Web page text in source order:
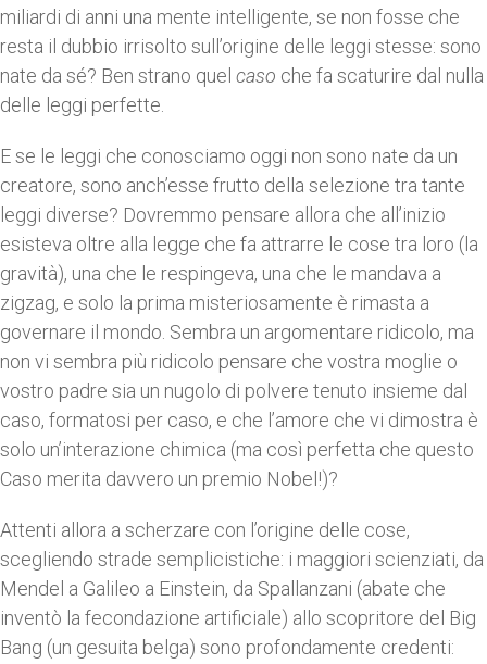
miliardi di anni una mente intelligente, se non fosse che
resta il dubbio irrisolto sull’origine delle leggi stesse: sono
nate da sé? Ben strano quel caso che fa scaturire dal nulla
delle leggi perfette.
E se le leggi che conosciamo oggi non sono nate da un
creatore, sono anch’esse frutto della selezione tra tante
leggi diverse? Dovremmo pensare allora che all’inizio
esisteva oltre alla legge che fa attrarre le cose tra loro (la
gravità), una che le respingeva, una che le mandava a
zigzag, e solo la prima misteriosamente è rimasta a
governare il mondo. Sembra un argomentare ridicolo, ma
non vi sembra più ridicolo pensare che vostra moglie o
vostro padre sia un nugolo di polvere tenuto insieme dal
caso, formatosi per caso, e che l’amore che vi dimostra è
solo un’interazione chimica (ma così perfetta che questo
Caso merita davvero un premio Nobel!)?
Attenti allora a scherzare con l’origine delle cose,
scegliendo strade semplicistiche: i maggiori scienziati, da
Mendel a Galileo a Einstein, da Spallanzani (abate che
inventò la fecondazione artificiale) allo scopritore del Big
Bang (un gesuita belga) sono profondamente credenti: